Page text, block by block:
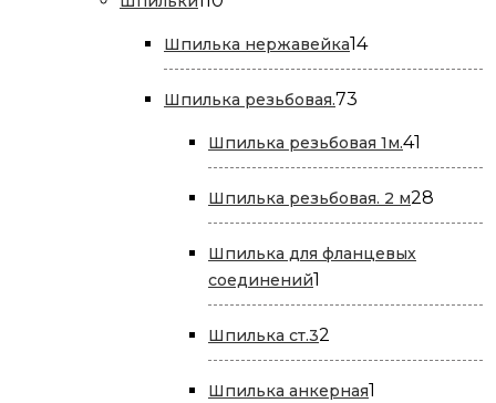
Шпилька нержавейка1414
товаров
Шпилька резьбовая.73
Шпилька резьбовая 1м.41
товар
Шпилька резьбовая. 2 м28
Шпилька для фланцевых
соединений1
товар
Шпилька ст.32
товара
Шпилька анкерная1